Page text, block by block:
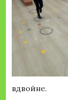
вдвойне.